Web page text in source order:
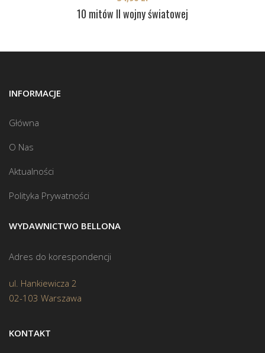
10 mitów II wojny światowej
INFORMACJE
Główna
O Nas
Aktualności
Polityka Prywatności
WYDAWNICTWO BELLONA
Adres do korespondencji
ul. Hankiewicza 2
02-103 Warszawa
KONTAKT